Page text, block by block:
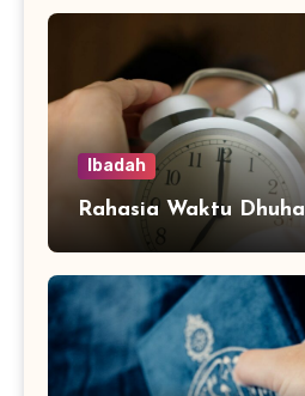
Ibadah
Rahasia Waktu Dhuha